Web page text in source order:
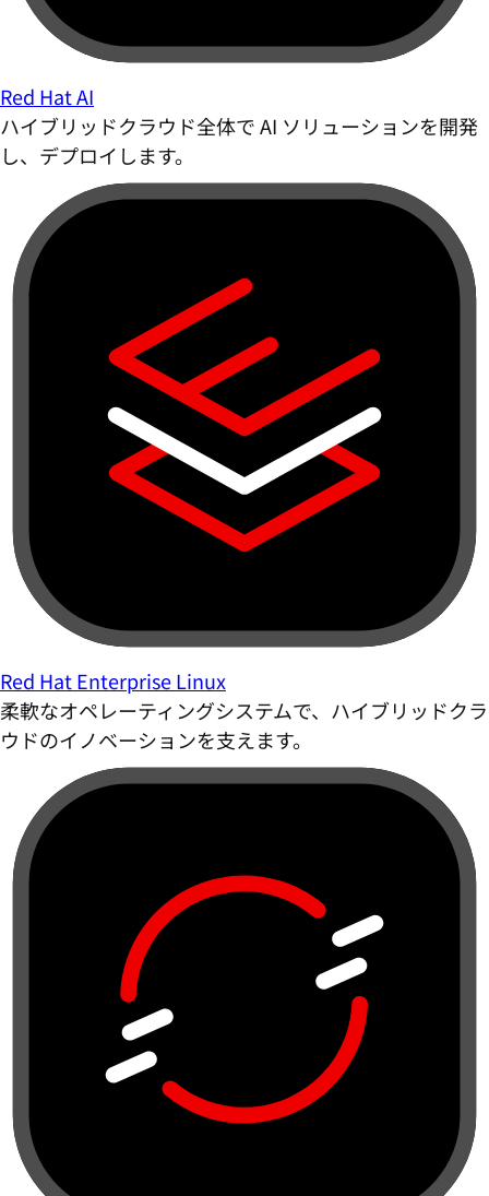
Red Hat AI
ハイブリッドクラウド全体で AI ソリューションを開発
し、デプロイします。
Red Hat Enterprise Linux
柔軟なオペレーティングシステムで、ハイブリッドクラ
ウドのイノベーションを支えます。